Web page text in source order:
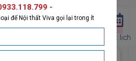
GIẤY MỚI
Đặt lịch